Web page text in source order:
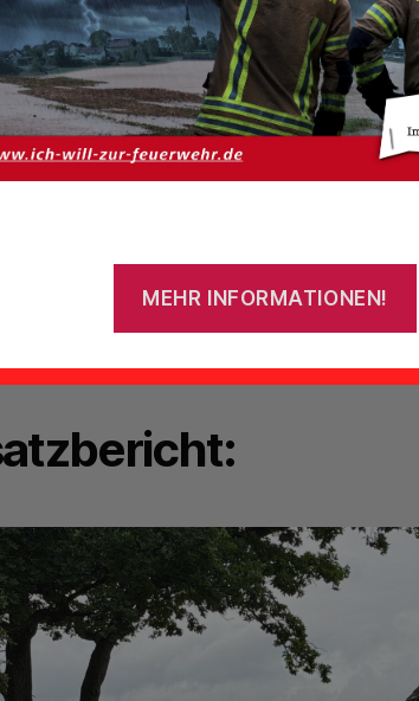
Brandeinsatz
Theene
Karl-Heinz Freimuth
ELW,HLF 20/16,LF 10
Kräfte:Drehleiter Feuerwehr
Polizei
MEHR INFORMATIONEN!